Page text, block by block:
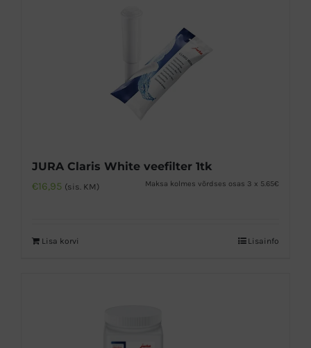
JURA Claris White veefilter 1tk
€16,95 (sis. KM) Maksa kolmes võrdses osas 3 x 5.65€
Lisa korvi Lisainfo